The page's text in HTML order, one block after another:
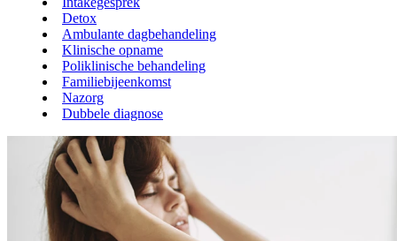
Detox
Ambulante dagbehandeling
Klinische opname
Poliklinische behandeling
Familiebijeenkomst
Nazorg
Dubbele diagnose